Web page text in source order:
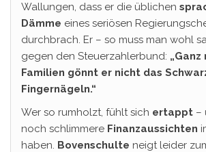
Wallungen, dass er die üblichen
Dämme eines seriösen
durchbrach. Er – so muss man wohl
gegen den Steuerzahlerbund:
Familien gönnt er nicht das
Fingernägeln.“
Wer so rumholzt, fühlt sich ertappt –
noch schlimmere Finanzaussichten
haben. Bovenschulte neigt leider